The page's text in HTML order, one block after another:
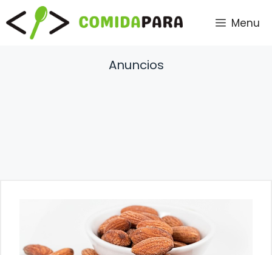
Saltar
al
contenido
Menu
Anuncios